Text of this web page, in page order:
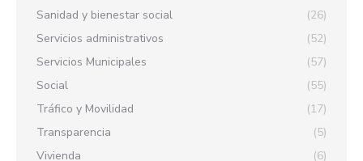
Sanidad y bienestar social
(26)
Servicios administrativos
(52)
Servicios Municipales
(57)
Social
(55)
Tráfico y Movilidad
(17)
Transparencia
(5)
Vivienda
(6)